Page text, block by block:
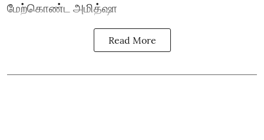
மேற்கொண்ட அமித்ஷா
Read More